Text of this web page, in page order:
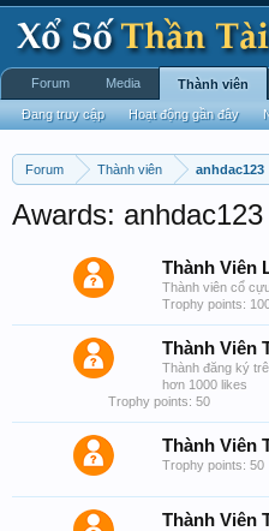
Forum Thành viên anhdac123
Awards: anhdac123
Thành Viên
Thành viên cổ
Trophy points:
Thành Viên
Thành đăng ký
hơn 1000 likes
Trophy points: 50
Thành Viên
Trophy points: 50
Thành Viên
Forum Media Thành viên
Đang truy cập Hoạt động gần đây